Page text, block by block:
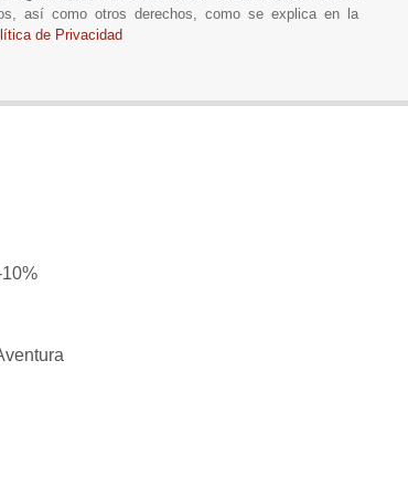
así como otros derechos, como se explica en la
de Privacidad